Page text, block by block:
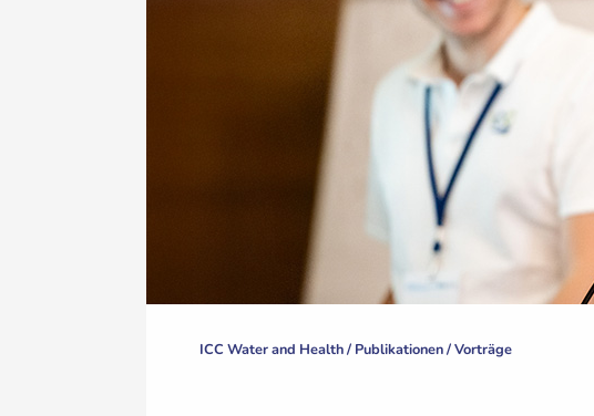
ICC Water and Health / Publikationen/Vorträge